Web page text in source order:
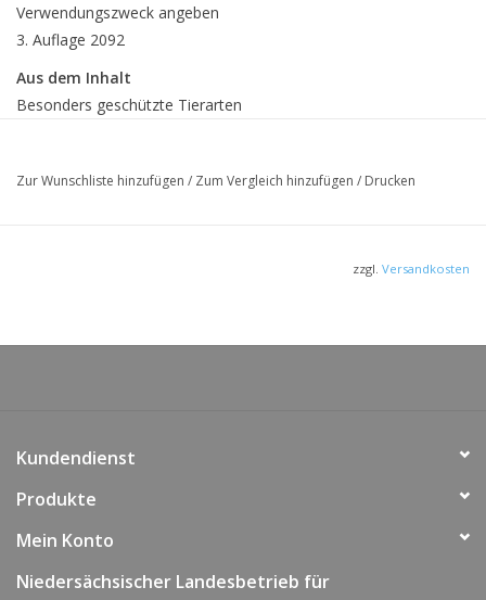
Verwendungszweck angeben
3. Auflage 2092
Aus dem Inhalt
Besonders geschützte Tierarten
Rechtmäßige Herkunft / Nachweise
Zur Wunschliste hinzufügen / Zum Vergleich hinzufügen / Drucken
zzgl. Versandkosten
Kundendienst
Produkte
Mein Konto
Niedersächsischer Landesbetrieb für